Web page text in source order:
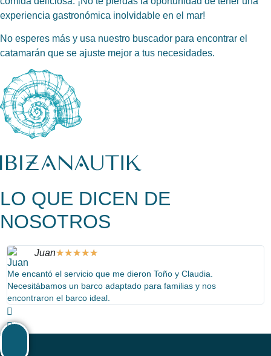
experiencia gastronómica inolvidable en el mar!
No esperes más y usa nuestro buscador para encontrar el
catamarán que se ajuste mejor a tus necesidades.
LO QUE DICEN DE
NOSOTROS
Juan★★★★★
Me encantó el servicio que me dieron Toño y Claudia.
Necesitábamos un barco adaptado para familias y nos
encontraron el barco ideal.